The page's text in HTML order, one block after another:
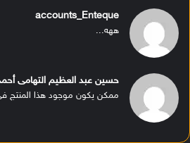
accounts_Enteque
ههه...
حسين عبد العظيم التهامى
ممكن يكون موجود هذا المنتج